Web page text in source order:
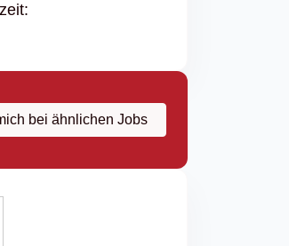
bei ähnlichen Jobs